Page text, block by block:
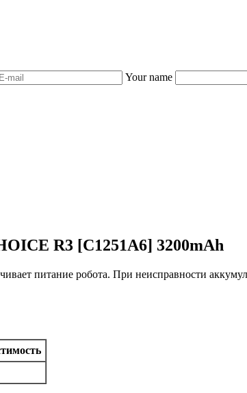
Your name
R3 [C1251A6] 3200mAh
питание робота. При неисправности